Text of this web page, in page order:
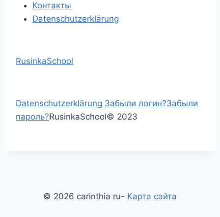
Контакты
Datenschutzerklärung
RusinkaSchool
Datenschutzerklärung Забыли логин?Забыли
пароль?RusinkaSchool© 2023
© 2026 carinthia ru- Карта сайта